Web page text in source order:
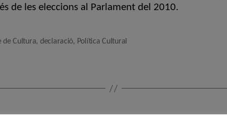
de les eleccions al Parlament del 2010.
de Cultura, declaració, Política Cultural